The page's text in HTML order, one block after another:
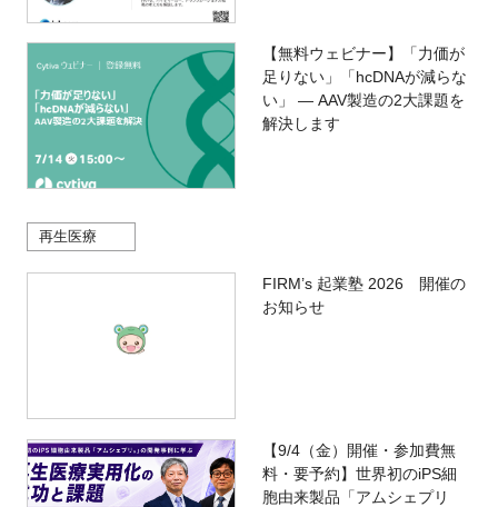
【無料ウェビナー】「力価が
足りない」「hcDNAが減らな
い」 ― AAV製造の2大課題を
解決します
再生医療
FIRM’s 起業塾 2026 開催の
お知らせ
【9/4（金）開催・参加費無
料・要予約】世界初のiPS細
胞由来製品「アムシェプリ